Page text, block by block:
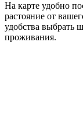
На карте удобно
растояние от
удобства выбрать
проживания.